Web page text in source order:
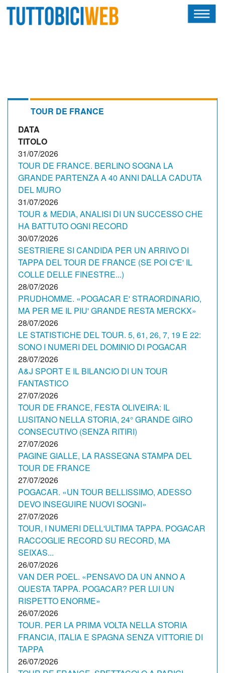
CALENDARIO
OSCAR
ALBI D'ORO
NEWSLETTER
TOUR DE FRANCE
DATA
TITOLO
31/07/2026
TOUR DE FRANCE. BERLINO SOGNA LA
GRANDE PARTENZA A 40 ANNI DALLA CADUTA
DEL MURO
31/07/2026
TOUR & MEDIA, ANALISI DI UN SUCCESSO CHE
HA BATTUTO OGNI RECORD
30/07/2026
SESTRIERE SI CANDIDA PER UN ARRIVO DI
TAPPA DEL TOUR DE FRANCE (SE POI C'E' IL
COLLE DELLE FINESTRE...)
28/07/2026
PRUDHOMME. «POGACAR E' STRAORDINARIO,
MA PER ME IL PIU' GRANDE RESTA MERCKX»
28/07/2026
LE STATISTICHE DEL TOUR. 5, 61, 26, 7, 19 E 22:
SONO I NUMERI DEL DOMINIO DI POGACAR
28/07/2026
A&J SPORT E IL BILANCIO DI UN TOUR
FANTASTICO
27/07/2026
TOUR DE FRANCE, FESTA OLIVEIRA: IL
LUSITANO NELLA STORIA, 24° GRANDE GIRO
CONSECUTIVO (SENZA RITIRI)
27/07/2026
PAGINE GIALLE, LA RASSEGNA STAMPA DEL
TOUR DE FRANCE
27/07/2026
POGACAR. «UN TOUR BELLISSIMO, ADESSO
DEVO INSEGUIRE NUOVI SOGNI»
27/07/2026
TOUR, I NUMERI DELL'ULTIMA TAPPA. POGACAR
RACCOGLIE RECORD SU RECORD, MA
SEIXAS...
26/07/2026
VAN DER POEL. «PENSAVO DA UN ANNO A
QUESTA TAPPA. POGACAR? PER LUI UN
RISPETTO ENORME»
26/07/2026
TOUR. PER LA PRIMA VOLTA NELLA STORIA
FRANCIA, ITALIA E SPAGNA SENZA VITTORIE DI
TAPPA
26/07/2026